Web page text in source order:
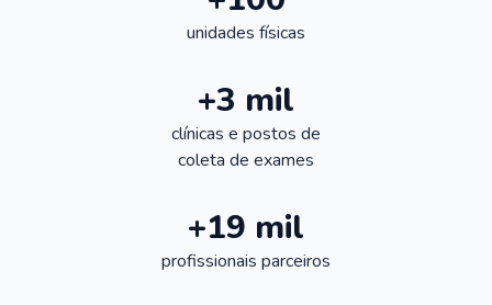
unidades físicas
+3 mil
clínicas e postos de
coleta de exames
+19 mil
profissionais parceiros